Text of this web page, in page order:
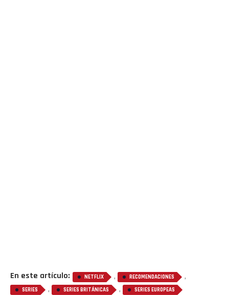
En este artículo: NETFLIX , RECOMENDACIONES ,
SERIES , SERIES BRITÁNICAS , SERIES EUROPEAS